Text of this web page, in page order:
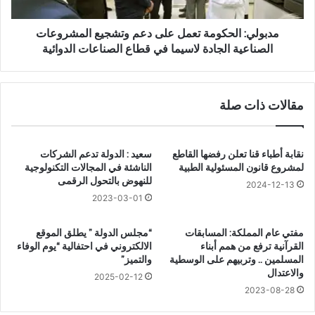
ع
ى
ك
ل
ة
ا
ل
ت
ل
ع
ل
م
و
ش
مدبولي: الحكومة تعمل على دعم وتشجيع المشروعات
الصناعية الجادة لاسيما في قطاع الصناعات الدوائية
مقالات ذات صلة
نقابة أطباء قنا تعلن رفضها القاطع
لمشروع قانون المسئولية الطبية
2024-12-13
سعيد : الدولة تدعم الشركات
الناشئة في المجالات التكنولوجية
للنهوض بالتحول الرقمى
2023-03-01
مفتي عام المملكة: المسابقات
القرآنية ترفع من همم أبناء
المسلمين .. وتربيهم على الوسطية
والاعتدال
2023-08-28
“مجلس الدولة ” يطلق الموقع
الالكتروني في احتفالية “يوم الوفاء
والتميز”
2025-02-12